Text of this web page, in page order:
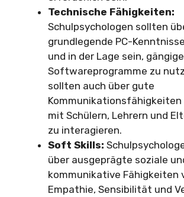
Technische Fähigkeiten:
Schulpsychologen sollten
grundlegende PC-
und in der Lage sein, gängige
Softwareprogramme zu
sollten auch über gute
Kommunikationsfähigkeiten
mit Schülern, Lehrern und
zu interagieren.
Soft Skills:
über ausgeprägte soziale
kommunikative Fähigkeiten
Empathie, Sensibilität und